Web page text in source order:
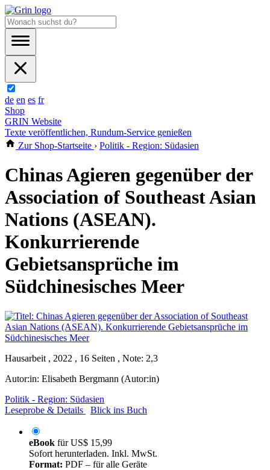
de en es fr
Shop
GRIN Website
Texte veröffentlichen, Rundum-Service genießen
Zur Shop-Startseite › Politik - Region: Südasien
Chinas Agieren gegenüber der
Association of Southeast Asian
Nations (ASEAN).
Konkurrierende
Gebietsansprüche im
Südchinesisches Meer
Hausarbeit , 2022 , 16 Seiten , Note: 2,3
Autor:in: Elisabeth Bergmann (Autor:in)
Politik - Region: Südasien
Leseprobe & Details
Blick ins Buch
eBook fürUS$ 15,99
Sofort herunterladen. Inkl. MwSt.
Format: PDF – für alle Geräte